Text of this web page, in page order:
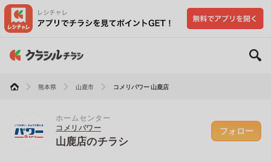
熊本県 山鹿市 コメリパワー 山鹿店
ホームセンター
コメリパワー
山鹿店のチラシ
フォロー